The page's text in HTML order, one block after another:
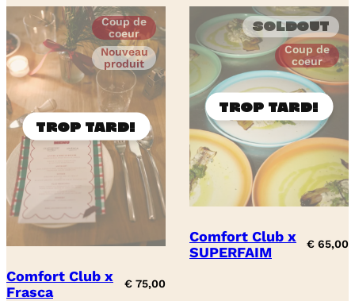
Coup de
coeur
Nouveau
produit
Comfort Club x
Frasca
€ 75,00
Soldout
Coup de
coeur
Comfort Club x
SUPERFAIM
€ 65,00